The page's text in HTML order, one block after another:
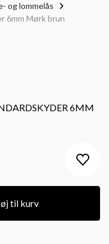
og lommelås
6mm Mørk brun
6MM
til kurv